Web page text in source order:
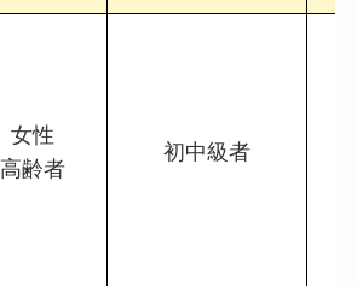
女性
高齢者
初中級者